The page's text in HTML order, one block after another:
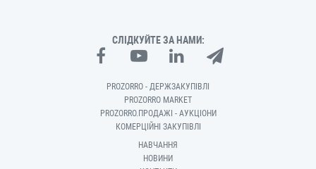
СЛІДКУЙТЕ ЗА НАМИ:
PROZORRO - ДЕРЖЗАКУПІВЛІ
PROZORRO MARKET
PROZORRO.ПРОДАЖІ - АУКЦІОНИ
КОМЕРЦІЙНІ ЗАКУПІВЛІ
НАВЧАННЯ
НОВИНИ